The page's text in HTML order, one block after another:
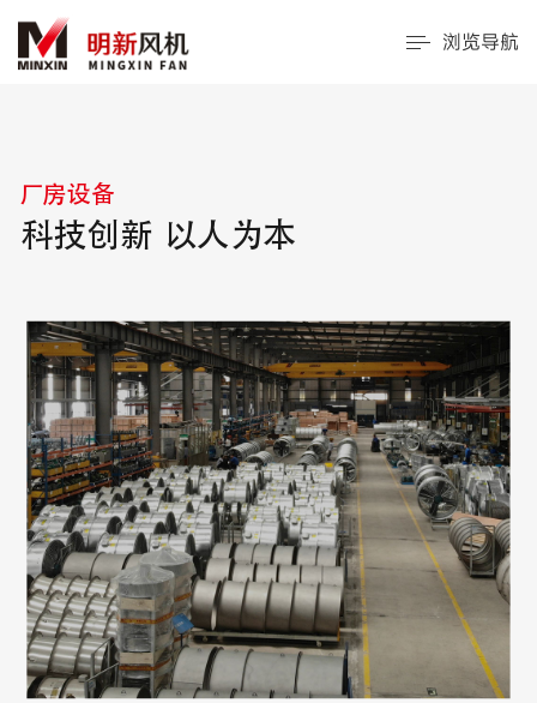
浏览导航
厂房设备
科技创新 以人为本